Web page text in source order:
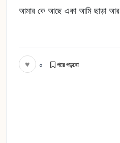
আমার কে আছে একা আমি ছাড়া আর
♥ ০ পরে পড়বো